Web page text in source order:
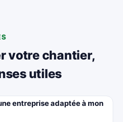
votre chantier,
utiles
entreprise adaptée à mon